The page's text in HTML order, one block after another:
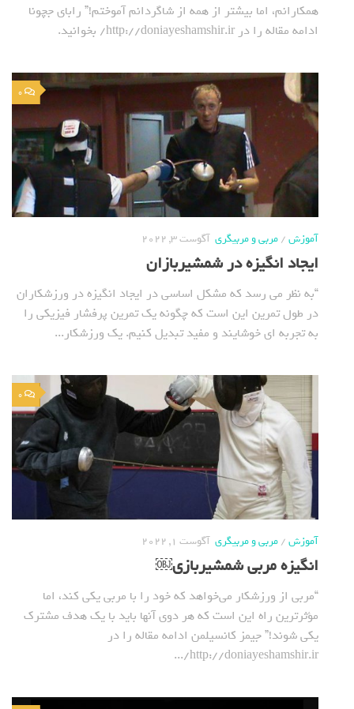
همکارانم، اما بیشتر از همه از شاگردانم آموختم!” رابای جچونا
ادامه مقاله را در http://doniayeshamshir.ir/ بخوانید.
0
آموزش/مربی و مربیگری آگوست 3, 2022
ایجاد انگیزه در شمشیربازان
“به نظر می رسد که مشکل اساسی در ایجاد انگیزه در ورزشکاران
در طول تمرین این است که چگونه یک تمرین پرفشار فیزیکی را
به تجربه ای خوشایند و مفید تبدیل کنیم. یک ورزشکار...
0
آموزش/مربی و مربیگری آگوست 1, 2022
انگیزه مربی شمشیربازی￼
“مربی از ورزشکار می‌خواهد که خود را با مربی یکی کند، اما
مؤثرترین راه این است که هر دوی آنها باید با یک هدف مشترک
یکی شوند!” جیمز کانسیلمن ادامه مقاله را در
http://doniayeshamshir.ir/...